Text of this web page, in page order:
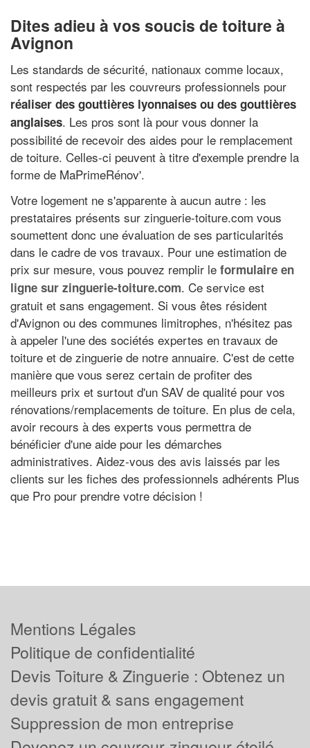
Dites adieu à vos soucis de toiture à
Avignon
Les standards de sécurité, nationaux comme locaux,
sont respectés par les couvreurs professionnels pour
réaliser des gouttières lyonnaises ou des gouttières
anglaises. Les pros sont là pour vous donner la
possibilité de recevoir des aides pour le remplacement
de toiture. Celles-ci peuvent à titre d'exemple prendre la
forme de MaPrimeRénov'.
Votre logement ne s'apparente à aucun autre : les
prestataires présents sur zinguerie-toiture.com vous
soumettent donc une évaluation de ses particularités
dans le cadre de vos travaux. Pour une estimation de
prix sur mesure, vous pouvez remplir le formulaire en
ligne sur zinguerie-toiture.com. Ce service est
gratuit et sans engagement. Si vous êtes résident
d'Avignon ou des communes limitrophes, n'hésitez pas
à appeler l'une des sociétés expertes en travaux de
toiture et de zinguerie de notre annuaire. C'est de cette
manière que vous serez certain de profiter des
meilleurs prix et surtout d'un SAV de qualité pour vos
rénovations/remplacements de toiture. En plus de cela,
avoir recours à des experts vous permettra de
bénéficier d'une aide pour les démarches
administratives. Aidez-vous des avis laissés par les
clients sur les fiches des professionnels adhérents Plus
que Pro pour prendre votre décision !
Mentions Légales
Politique de confidentialité
Devis Toiture & Zinguerie : Obtenez un
devis gratuit & sans engagement
Suppression de mon entreprise